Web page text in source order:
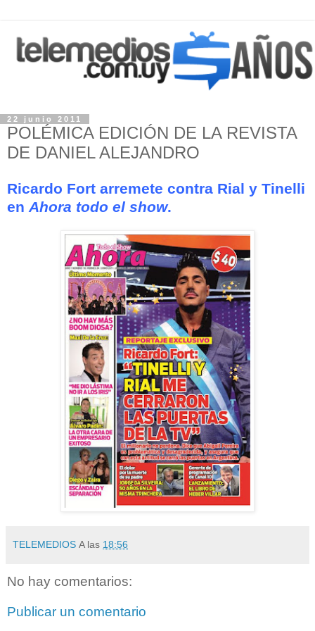
22 junio 2011
POLÉMICA EDICIÓN DE LA REVISTA
DE DANIEL ALEJANDRO
Ricardo Fort arremete contra Rial y Tinelli
en Ahora todo el show.
TELEMEDIOS A las 18:56
No hay comentarios:
Publicar un comentario